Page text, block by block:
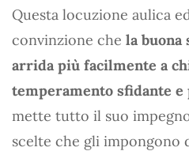
Questa locuzione aulica
convinzione che la buona
arrida più facilmente a
temperamento sfidante
mette tutto il suo
scelte che gli impongono